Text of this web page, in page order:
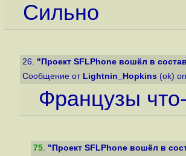
Сильно
26. "Проект SFLPhone вошёл в
Сообщение от Lightnin_Hopkins (ok)
Французы
75. "Проект SFLPhone вошёл в